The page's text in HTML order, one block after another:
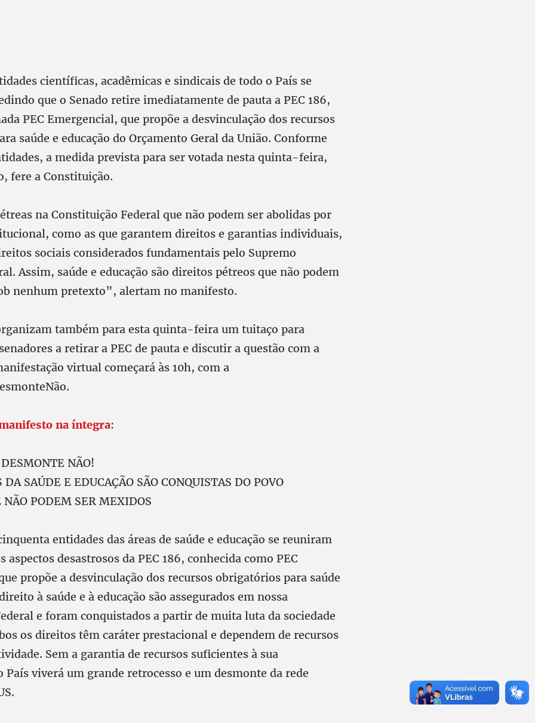
científicas, acadêmicas e sindicais de todo o País se
que o Senado retire imediatamente de pauta a PEC 186,
PEC Emergencial, que propõe a desvinculação dos recursos
saúde e educação do Orçamento Geral da União. Conforme
a medida prevista para ser votada nesta quinta-feira,
fere a Constituição.
na Constituição Federal que não podem ser abolidas por
como as que garantem direitos e garantias individuais,
sociais considerados fundamentais pelo Supremo
Assim, saúde e educação são direitos pétreos que não podem
nenhum pretexto”, alertam no manifesto.
também para esta quinta-feira um tuitaço para
a retirar a PEC de pauta e discutir a questão com a
virtual começará às 10h, com a
na íntegra:
NÃO!
SAÚDE E EDUCAÇÃO SÃO CONQUISTAS DO POVO
NÃO PODEM SER MEXIDOS
entidades das áreas de saúde e educação se reuniram
aspectos desastrosos da PEC 186, conhecida como PEC
propõe a desvinculação dos recursos obrigatórios para saúde
à saúde e à educação são assegurados em nossa
e foram conquistados a partir de muita luta da sociedade
os direitos têm caráter prestacional e dependem de recursos
Sem a garantia de recursos suficientes à sua
País viverá um grande retrocesso e um desmonte da rede